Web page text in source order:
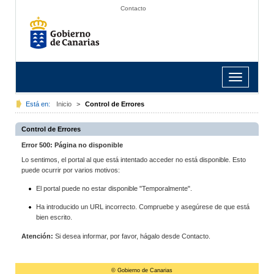
Contacto
Toggle
navigation
Está en: Inicio > Control de Errores
Control de Errores
Error 500: Página no disponible
Lo sentimos, el portal al que está intentado acceder no está disponible. Esto
puede ocurrir por varios motivos:
El portal puede no estar disponible "Temporalmente".
Ha introducido un URL incorrecto. Compruebe y asegúrese de que está
bien escrito.
Atención: Si desea informar, por favor, hágalo desde Contacto.
© Gobierno de Canarias